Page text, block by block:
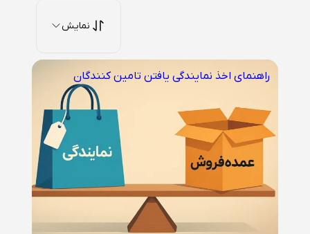
نمایش
راهنمای اخذ نمایندگی یافتن تامین کنندگان